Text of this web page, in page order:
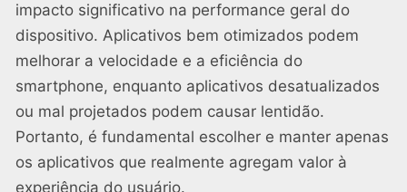
impacto significativo na performance geral do
dispositivo. Aplicativos bem otimizados podem
melhorar a velocidade e a eficiência do
smartphone, enquanto aplicativos desatualizados
ou mal projetados podem causar lentidão.
Portanto, é fundamental escolher e manter apenas
os aplicativos que realmente agregam valor à
experiência do usuário.